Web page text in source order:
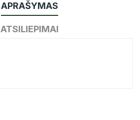
APRAŠYMAS
ATSILIEPIMAI